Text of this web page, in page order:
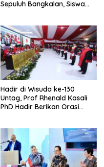
Sepuluh Bangkalan, Siswa
Komputer dan Jaringan
Hadir di Wisuda ke-130
Untag, Prof Rhenald Kasali
PhD Hadir Berikan Orasi